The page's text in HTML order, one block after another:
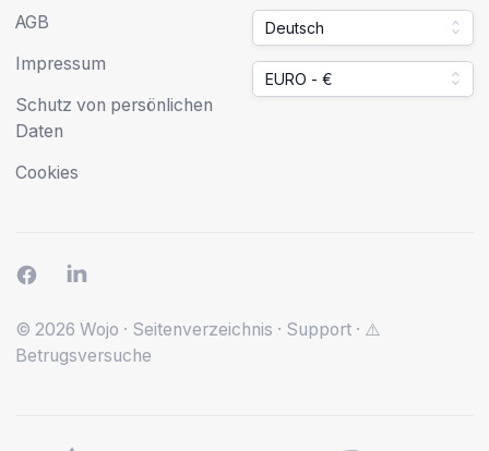
AGB
Impressum
Schutz von persönlichen
Daten
Cookies
Deutsch
EURO - €
© 2026 Wojo · Seitenverzeichnis · Support · ⚠️
Betrugsversuche